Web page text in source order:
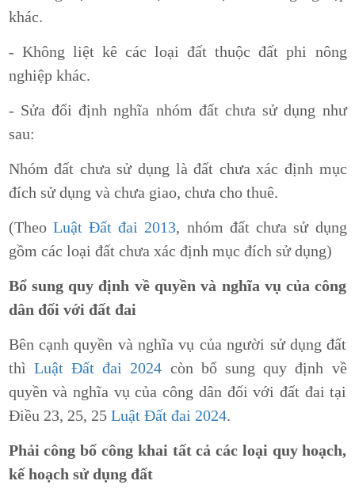
khác.
- Không liệt kê các loại đất thuộc đất phi nông
nghiệp khác.
- Sửa đổi định nghĩa nhóm đất chưa sử dụng như
sau:
Nhóm đất chưa sử dụng là đất chưa xác định mục
đích sử dụng và chưa giao, chưa cho thuê.
(Theo Luật Đất đai 2013, nhóm đất chưa sử dụng
gồm các loại đất chưa xác định mục đích sử dụng)
Bổ sung quy định về quyền và nghĩa vụ của công
dân đối với đất đai
Bên cạnh quyền và nghĩa vụ của người sử dụng đất
thì Luật Đất đai 2024 còn bổ sung quy định về
quyền và nghĩa vụ của công dân đối với đất đai tại
Điều 23, 25, 25 Luật Đất đai 2024.
Phải công bố công khai tất cả các loại quy hoạch,
kế hoạch sử dụng đất